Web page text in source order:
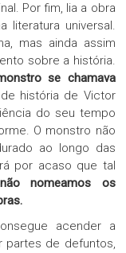
Por fim, lia a obra
literatura universal.
mas ainda assim
sobre a história.
se chamava
história de Victor
do seu tempo
O monstro não
ao longo das
por acaso que tal
nomeamos os
acender a
partes de defuntos,